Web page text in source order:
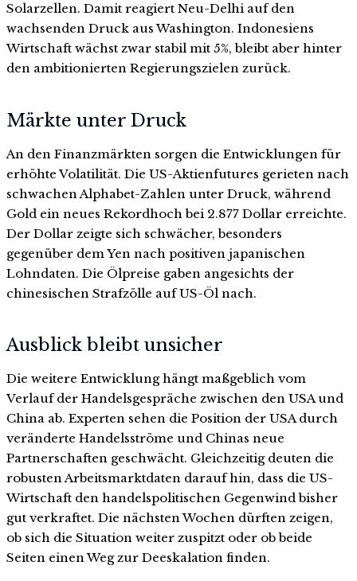
Solarzellen. Damit reagiert Neu-Delhi auf den
wachsenden Druck aus Washington. Indonesiens
Wirtschaft wächst zwar stabil mit 5%, bleibt aber hinter
den ambitionierten Regierungszielen zurück.
Märkte unter Druck
An den Finanzmärkten sorgen die Entwicklungen für
erhöhte Volatilität. Die US-Aktienfutures gerieten nach
schwachen Alphabet-Zahlen unter Druck, während
Gold ein neues Rekordhoch bei 2.877 Dollar erreichte.
Der Dollar zeigte sich schwächer, besonders
gegenüber dem Yen nach positiven japanischen
Lohndaten. Die Ölpreise gaben angesichts der
chinesischen Strafzölle auf US-Öl nach.
Ausblick bleibt unsicher
Die weitere Entwicklung hängt maßgeblich vom
Verlauf der Handelsgespräche zwischen den USA und
China ab. Experten sehen die Position der USA durch
veränderte Handelsströme und Chinas neue
Partnerschaften geschwächt. Gleichzeitig deuten die
robusten Arbeitsmarktdaten darauf hin, dass die US-
Wirtschaft den handelspolitischen Gegenwind bisher
gut verkraftet. Die nächsten Wochen dürften zeigen,
ob sich die Situation weiter zuspitzt oder ob beide
Seiten einen Weg zur Deeskalation finden.